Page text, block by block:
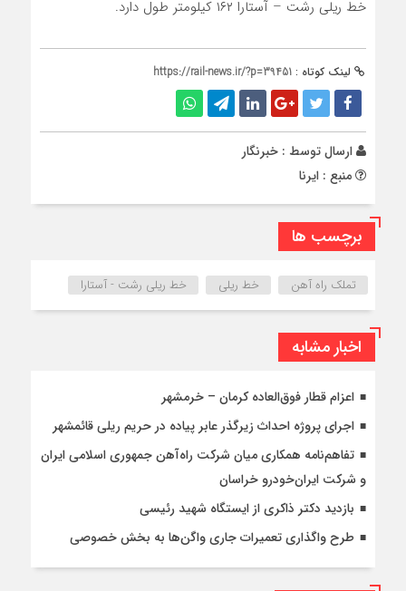
خط ریلی رشت – آستارا ۱۶۲ کیلومتر طول دارد.
لینک کوتاه : https://rail-news.ir/?p=39451
ارسال توسط : خبرنگار
منبع : ایرنا
برچسب ها
تملک راه آهن خط ریلی خط ریلی رشت - آستارا
اخبار مشابه
اعزام قطار فوق‌العاده کرمان – خرمشهر
اجرای پروژه احداث زیرگذر عابر پیاده در حریم ریلی قائمشهر
تفاهم‌نامه همکاری میان شرکت راه‌آهن جمهوری اسلامی ایران
و شرکت ایران‌خودرو خراسان
بازدید دکتر ذاکری از ایستگاه شهید رئیسی
طرح واگذاری تعمیرات جاری واگن‌ها به بخش خصوصی